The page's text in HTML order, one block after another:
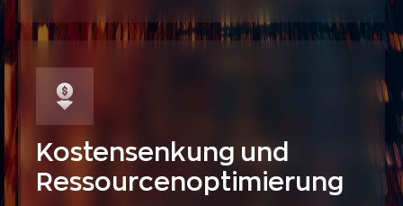
Kostensenkung und
Ressourcenoptimierung